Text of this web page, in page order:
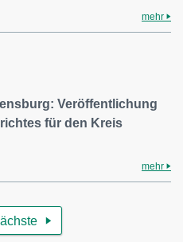
mehr
Veröffentlichung
für den Kreis
mehr
